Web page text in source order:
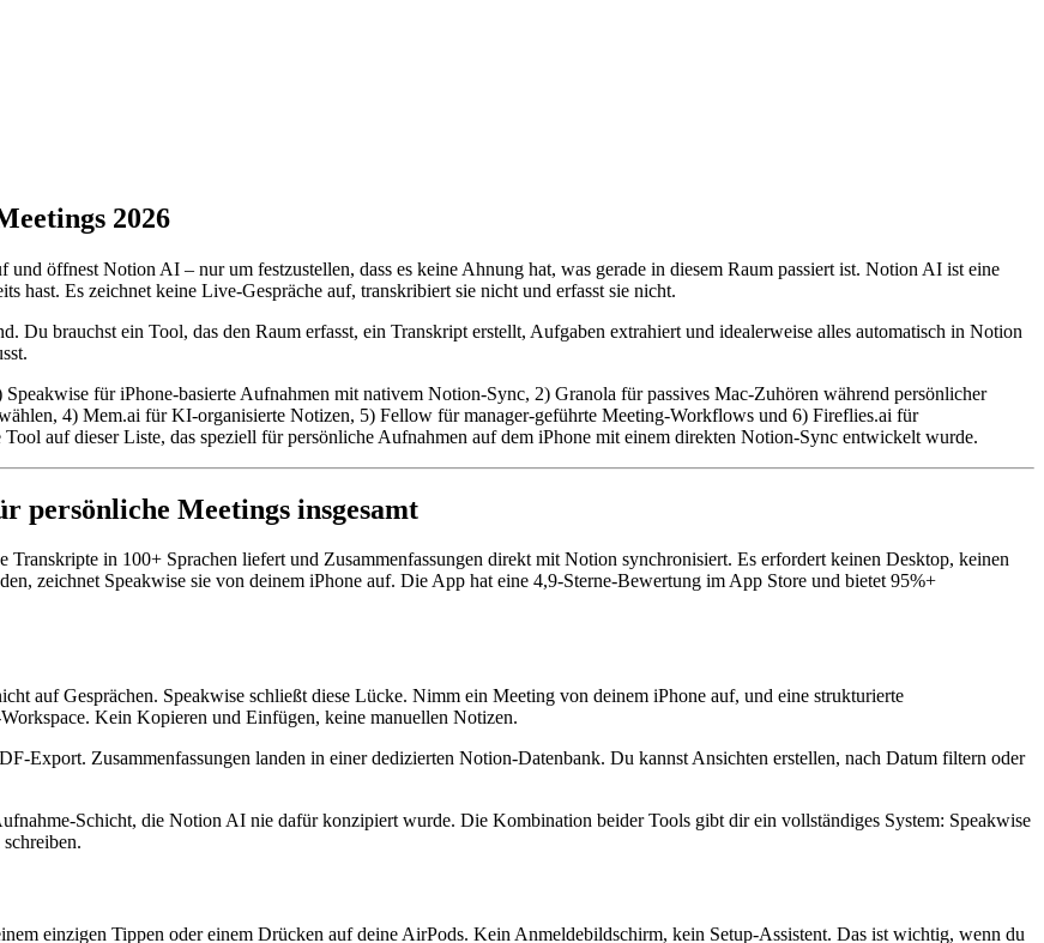
2026
öffnest Notion AI – nur um festzustellen, dass es keine Ahnung hat, was gerade in diesem Raum passiert ist. Notion AI ist eine
hast. Es zeichnet keine Live-Gespräche auf, transkribiert sie nicht und erfasst sie nicht.
Du brauchst ein Tool, das den Raum erfasst, ein Transkript erstellt, Aufgaben extrahiert und idealerweise alles automatisch in Notion
für iPhone-basierte Aufnahmen mit nativem Notion-Sync, 2) Granola für passives Mac-Zuhören während persönlicher
4) Mem.ai für KI-organisierte Notizen, 5) Fellow für manager-geführte Meeting-Workflows und 6) Fireflies.ai für
auf dieser Liste, das speziell für persönliche Aufnahmen auf dem iPhone mit einem direkten Notion-Sync entwickelt wurde.
persönliche Meetings insgesamt
in 100+ Sprachen liefert und Zusammenfassungen direkt mit Notion synchronisiert. Es erfordert keinen Desktop, keinen
zeichnet Speakwise sie von deinem iPhone auf. Die App hat eine 4,9-Sterne-Bewertung im App Store und bietet 95%+
auf Gesprächen. Speakwise schließt diese Lücke. Nimm ein Meeting von deinem iPhone auf, und eine strukturierte
Kein Kopieren und Einfügen, keine manuellen Notizen.
Export. Zusammenfassungen landen in einer dedizierten Notion-Datenbank. Du kannst Ansichten erstellen, nach Datum filtern oder
Schicht, die Notion AI nie dafür konzipiert wurde. Die Kombination beider Tools gibt dir ein vollständiges System: Speakwise
einzigen Tippen oder einem Drücken auf deine AirPods. Kein Anmeldebildschirm, kein Setup-Assistent. Das ist wichtig, wenn du